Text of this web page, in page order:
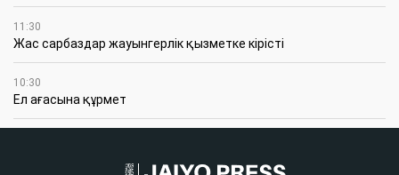
11:30
Жас сарбаздар жауынгерлік қызметке кірісті
10:30
Ел ағасына құрмет